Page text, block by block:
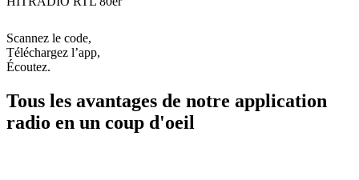
Scannez le code,
Téléchargez l’app,
Écoutez.
Tous les avantages de notre application
radio en un coup d'oeil